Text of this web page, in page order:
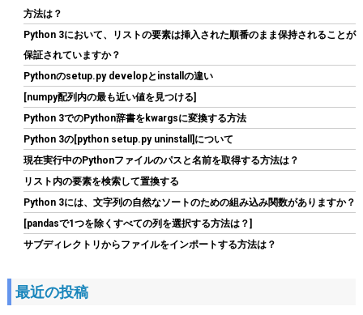
はこちら)
Crucial(クルーシャル) PRO (マイクロン製) デスクトップ用メモリ
16GBX2枚 DDR4-3200 メーカー制限付無期限保証
CP2K16G4DFRA32A【国内正規代理店品】
はこちら)
方法は？
Python 3において、リストの要素は挿入された順番のまま保持されることが
保証されていますか？
Pythonのsetup.py developとinstallの違い
[numpy配列内の最も近い値を見つける]
Python 3でのPython辞書をkwargsに変換する方法
Python 3の[python setup.py uninstall]について
現在実行中のPythonファイルのパスと名前を取得する方法は？
リスト内の要素を検索して置換する
Python 3には、文字列の自然なソートのための組み込み関数がありますか？
[pandasで1つを除くすべての列を選択する方法は？]
サブディレクトリからファイルをインポートする方法は？
最近の投稿